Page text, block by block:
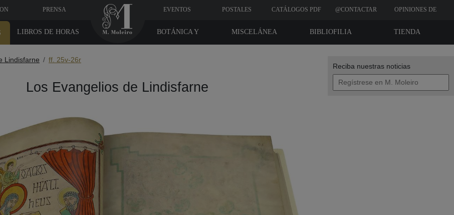
Reciba nuestras noticias
PRENSA EVENTOS POSTALES CATÁLOGOS PDF @CONTACTAR OPINIONES DE
LIBROS DE HORAS TIENDA
BIBLIOFILIA
MISCELÁNEA
BOTÁNICA Y
Lindisfarne ff. 25v-26r
Los Evangelios de Lindisfarne